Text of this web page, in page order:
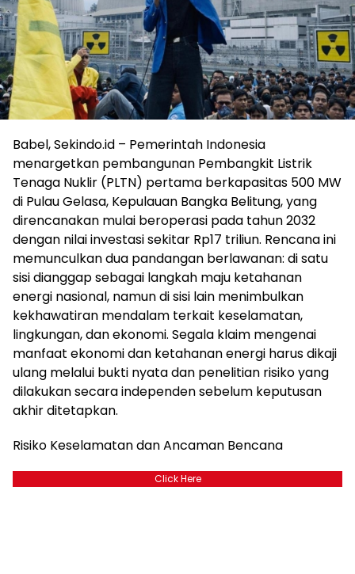
Babel, Sekindo.id – Pemerintah Indonesia
menargetkan pembangunan Pembangkit Listrik
Tenaga Nuklir (PLTN) pertama berkapasitas 500 MW
di Pulau Gelasa, Kepulauan Bangka Belitung, yang
direncanakan mulai beroperasi pada tahun 2032
dengan nilai investasi sekitar Rp17 triliun. Rencana ini
memunculkan dua pandangan berlawanan: di satu
sisi dianggap sebagai langkah maju ketahanan
energi nasional, namun di sisi lain menimbulkan
kekhawatiran mendalam terkait keselamatan,
lingkungan, dan ekonomi. Segala klaim mengenai
manfaat ekonomi dan ketahanan energi harus dikaji
ulang melalui bukti nyata dan penelitian risiko yang
dilakukan secara independen sebelum keputusan
akhir ditetapkan.
Risiko Keselamatan dan Ancaman Bencana
Click Here